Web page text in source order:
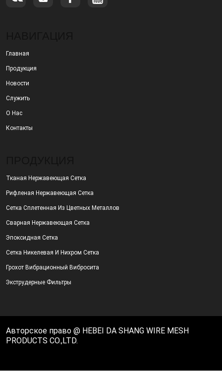
Главная
Продукция
Новости
Служить
О Нас
Контакты
Тканая Нержавеющая Сетка
Рифленая Нержавеющая Сетка
Сетка Сплетенная Из Цветных Металлов
Сварная Нержавеющая Сетка
Эпоксидная Сетка
Сетка Никелевая И Нихром Сетка
Грохот Вибрационный Вибросита
Экструдерные Фильтры
Авторское право @ HEBEI DA SHANG WIRE MESH
PRODUCTS CO.,LTD.